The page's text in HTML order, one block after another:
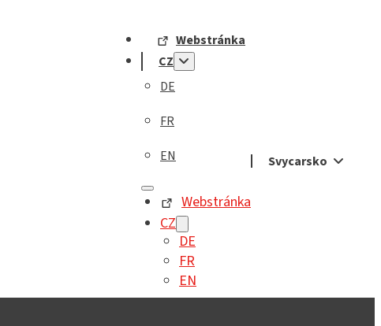
Webstránka
CZ
DE
FR
EN
Webstránka
CZ
DE
FR
EN
Svycarsko